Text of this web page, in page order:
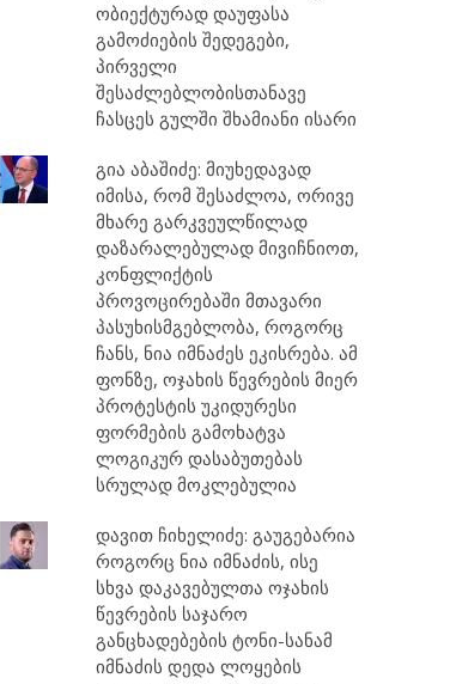
ობიექტურად დაუფასა
გამოძიების შედეგები,
პირველი
შესაძლებლობისთანავე
ჩასცეს გულში შხამიანი ისარი
გია აბაშიძე: მიუხედავად
იმისა, რომ შესაძლოა, ორივე
მხარე გარკვეულწილად
დაზარალებულად მივიჩნიოთ,
კონფლიქტის
პროვოცირებაში მთავარი
პასუხისმგებლობა, როგორც
ჩანს, ნია იმნაძეს ეკისრება. ამ
ფონზე, ოჯახის წევრების მიერ
პროტესტის უკიდურესი
ფორმების გამოხატვა
ლოგიკურ დასაბუთებას
სრულად მოკლებულია
დავით ჩიხელიძე: გაუგებარია
როგორც ნია იმნაძის, ისე
სხვა დაკავებულთა ოჯახის
წევრების საჯარო
განცხადებების ტონი-სანამ
იმნაძის დედა ლოყების